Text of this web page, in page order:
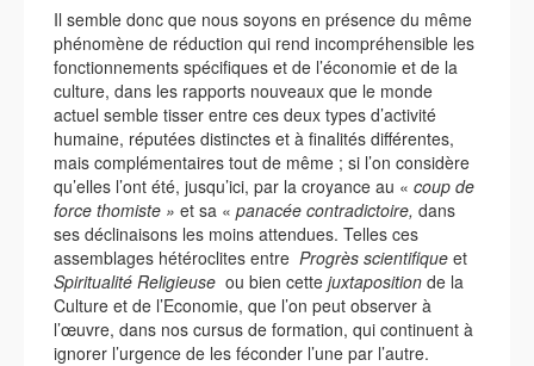
Il semble donc que nous soyons en présence du même
phénomène de réduction qui rend incompréhensible les
fonctionnements spécifiques et de l’économie et de la
culture, dans les rapports nouveaux que le monde
actuel semble tisser entre ces deux types d’activité
humaine, réputées distinctes et à finalités différentes,
mais complémentaires tout de même ; si l’on considère
qu’elles l’ont été, jusqu’ici, par la croyance au « coup de
force thomiste » et sa « panacée contradictoire, dans
ses déclinaisons les moins attendues. Telles ces
assemblages hétéroclites entre Progrès scientifique et
Spiritualité Religieuse ou bien cette juxtaposition de la
Culture et de l’Economie, que l’on peut observer à
l’œuvre, dans nos cursus de formation, qui continuent à
ignorer l’urgence de les féconder l’une par l’autre.